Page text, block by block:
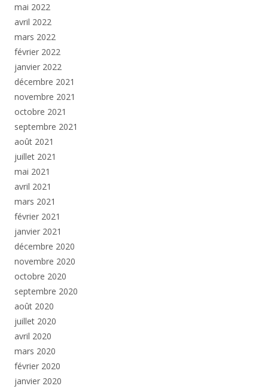
mai 2022
avril 2022
mars 2022
février 2022
janvier 2022
décembre 2021
novembre 2021
octobre 2021
septembre 2021
août 2021
juillet 2021
mai 2021
avril 2021
mars 2021
février 2021
janvier 2021
décembre 2020
novembre 2020
octobre 2020
septembre 2020
août 2020
juillet 2020
avril 2020
mars 2020
février 2020
janvier 2020